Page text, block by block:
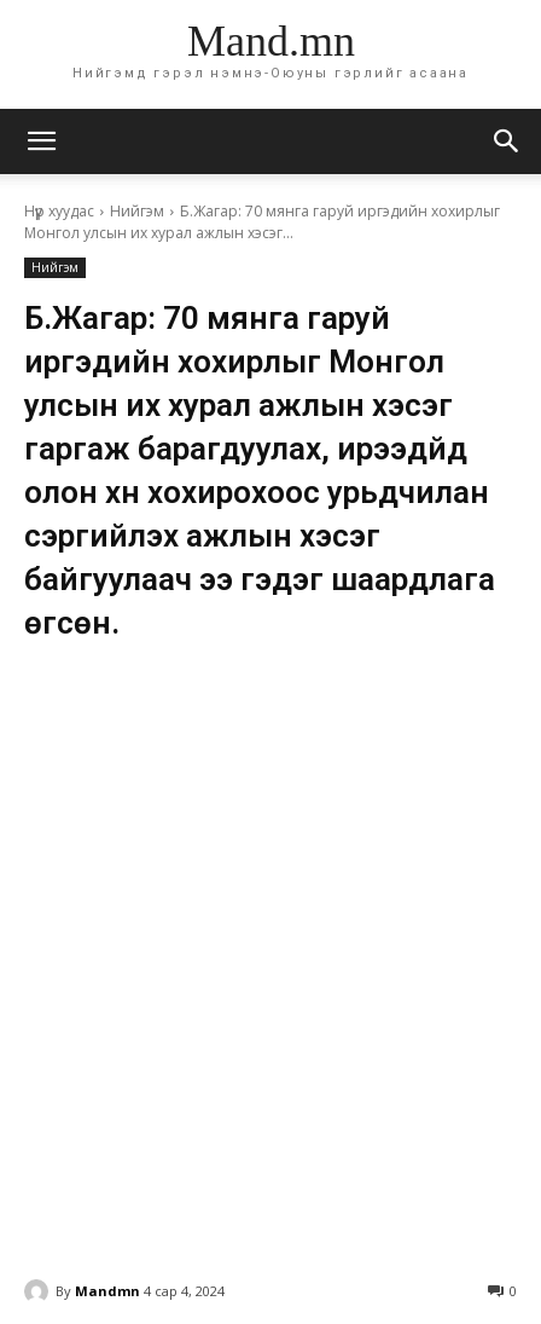
Mand.mn
Нийгэмд гэрэл нэмнэ-Оюуны гэрлийг асаана
Нүүр хуудас Нийгэм
Б.Жагар: 70 мянга гаруй иргэдийн хохирлыг
Монгол улсын их хурал ажлын хэсэг...
Нийгэм
Б.Жагар: 70 мянга гаруй
иргэдийн хохирлыг Монгол
улсын их хурал ажлын хэсэг
гаргаж барагдуулах, ирээдүйд
олон хүн хохирохоос урьдчилан
сэргийлэх ажлын хэсэг
байгуулаач ээ гэдэг шаардлага
өгсөн.
By Mandmn 4 сар 4, 2024 0